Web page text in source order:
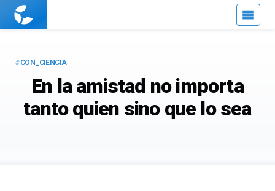
Cuaderno
En la amistad no importa
tanto quien sino que lo sea
#CON_CIENCIA